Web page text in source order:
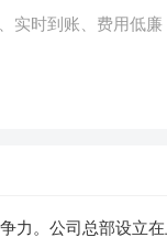
实时到账、费用低廉
力。公司总部设立